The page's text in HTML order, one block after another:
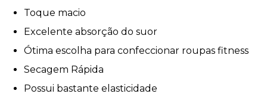
Toque macio
Excelente absorção do suor
Ótima escolha para confeccionar roupas fitness
Secagem Rápida
Possui bastante elasticidade